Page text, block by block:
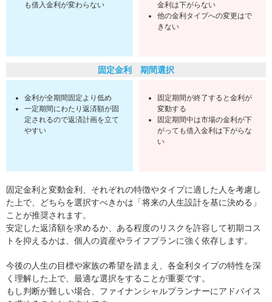
も借入金利が変わらない
金利は下がらない
他の金利タイプへの変更はで
きない
固定金利 期間選択
金利が全期間固定より低め
一定期間にわたり返済額が固
定されるので返済計画を立て
やすい
固定期間が終了すると金利が
変動する
固定期間中は市場の金利が下
がっても借入金利は下がらな
い
固定金利と変動金利、それぞれの特徴やタイプに適した人を考慮し
た上で、どちらを選択すべきかは「将来の人生設計を基に決める」
ことが推奨されます。
安定した返済額を求めるか、ある程度のリスクを許容して初期コス
トを抑えるかは、個人の資産やライフプランに強く依存します。
今後の人生の目標や家族の希望を踏まえ、各金利タイプの特性を深
く理解した上で、最適な選択をすることが重要です。
もし判断が難しい場合、ファイナンシャルプランナーにアドバイス